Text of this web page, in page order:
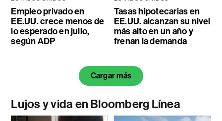
Empleo privado en
EE.UU. crece menos de
lo esperado en julio,
según ADP
Tasas hipotecarias en
EE.UU. alcanzan su nivel
más alto en un año y
frenan la demanda
Cargar más
Lujos y vida en Bloomberg Línea